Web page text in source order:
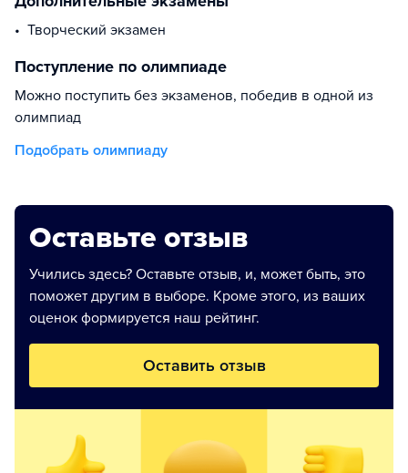
творческий экзамен
Поступление по олимпиаде
Можно поступить без экзаменов, победив в одной из
олимпиад
Подобрать олимпиаду
Оставьте отзыв
Учились здесь? Оставьте отзыв, и, может быть, это
поможет другим в выборе. Кроме этого, из ваших
оценок формируется наш рейтинг.
Оставить отзыв